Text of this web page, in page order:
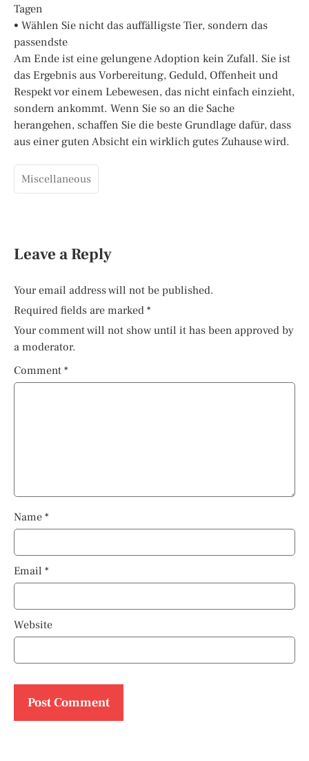
Tagen
• Wählen Sie nicht das auffälligste Tier, sondern das
passendste
Am Ende ist eine gelungene Adoption kein Zufall. Sie ist
das Ergebnis aus Vorbereitung, Geduld, Offenheit und
Respekt vor einem Lebewesen, das nicht einfach einzieht,
sondern ankommt. Wenn Sie so an die Sache
herangehen, schaffen Sie die beste Grundlage dafür, dass
aus einer guten Absicht ein wirklich gutes Zuhause wird.
Miscellaneous
Leave a Reply
Your email address will not be published.
Required fields are marked *
Your comment will not show until it has been approved by
a moderator.
Comment *
Name *
Email *
Website